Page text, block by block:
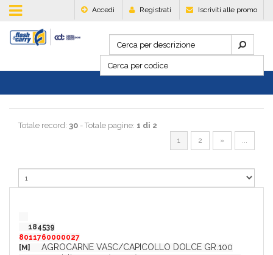
Accedi Registrati Iscriviti alle promo
Totale record: 30 - Totale pagine: 1 di 2
1 2 » ...
184539
8011760000027
[M]
AGROCARNE VASC/CAPICOLLO DOLCE GR.100